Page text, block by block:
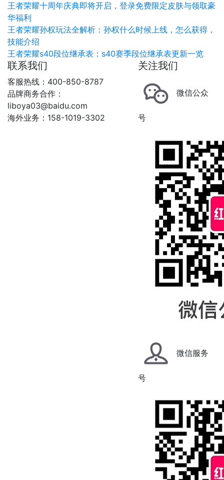
王者荣耀十周年庆典即将开启，登录免费限定皮肤与领取豪
华福利
王者荣耀孙权玩法全解析：孙权什么时候上线，怎么获得，
技能介绍
王者荣耀s40段位继承表：s40赛季段位继承表更新一览
联系我们
客服热线：400-850-8787
品牌商务合作：
liboya03@baidu.com
海外业务：158-1019-3302
关注我们
微信公众
号
微信服务
号